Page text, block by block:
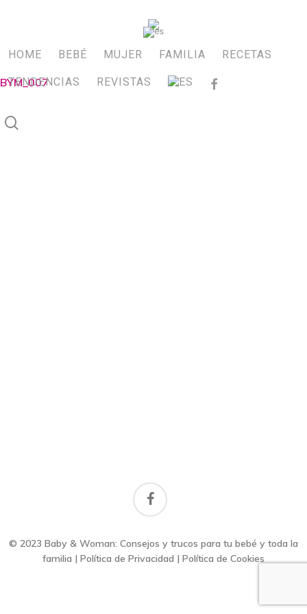
main
content
HOME BEBÉ MUJER FAMILIA RECETAS
TENDENCIAS REVISTAS FACEBOOK
BYM_007
facebook
© 2023 Baby & Woman: Consejos y trucos para tu bebé y toda la
familia | Política de Privacidad | Política de Cookies